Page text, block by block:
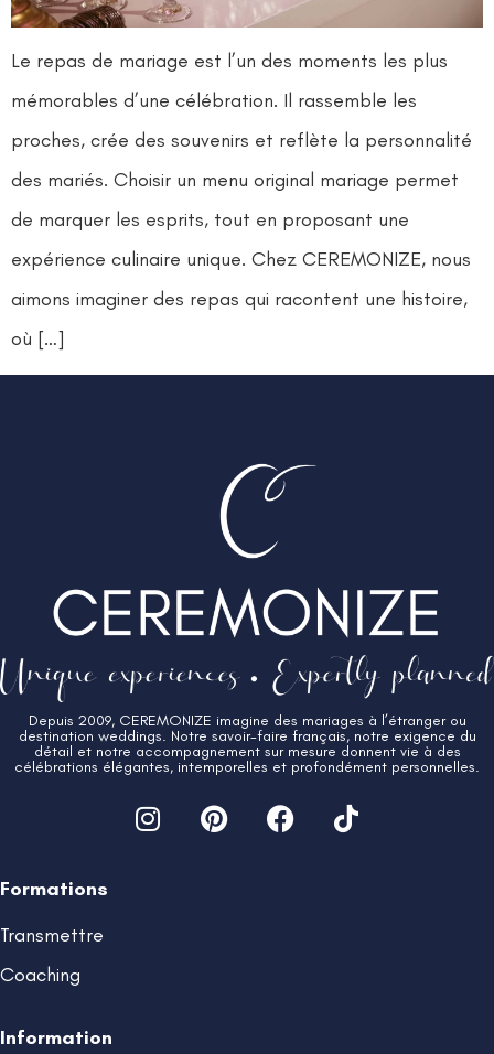
Le repas de mariage est l’un des moments les plus
mémorables d’une célébration. Il rassemble les
proches, crée des souvenirs et reflète la personnalité
des mariés. Choisir un menu original mariage permet
de marquer les esprits, tout en proposant une
expérience culinaire unique. Chez CEREMONIZE, nous
aimons imaginer des repas qui racontent une histoire,
où […]
Depuis 2009, CEREMONIZE imagine des mariages à l’étranger ou
destination weddings. Notre savoir-faire français, notre exigence du
détail et notre accompagnement sur mesure donnent vie à des
célébrations élégantes, intemporelles et profondément personnelles.
Formations
Transmettre
Coaching
Information